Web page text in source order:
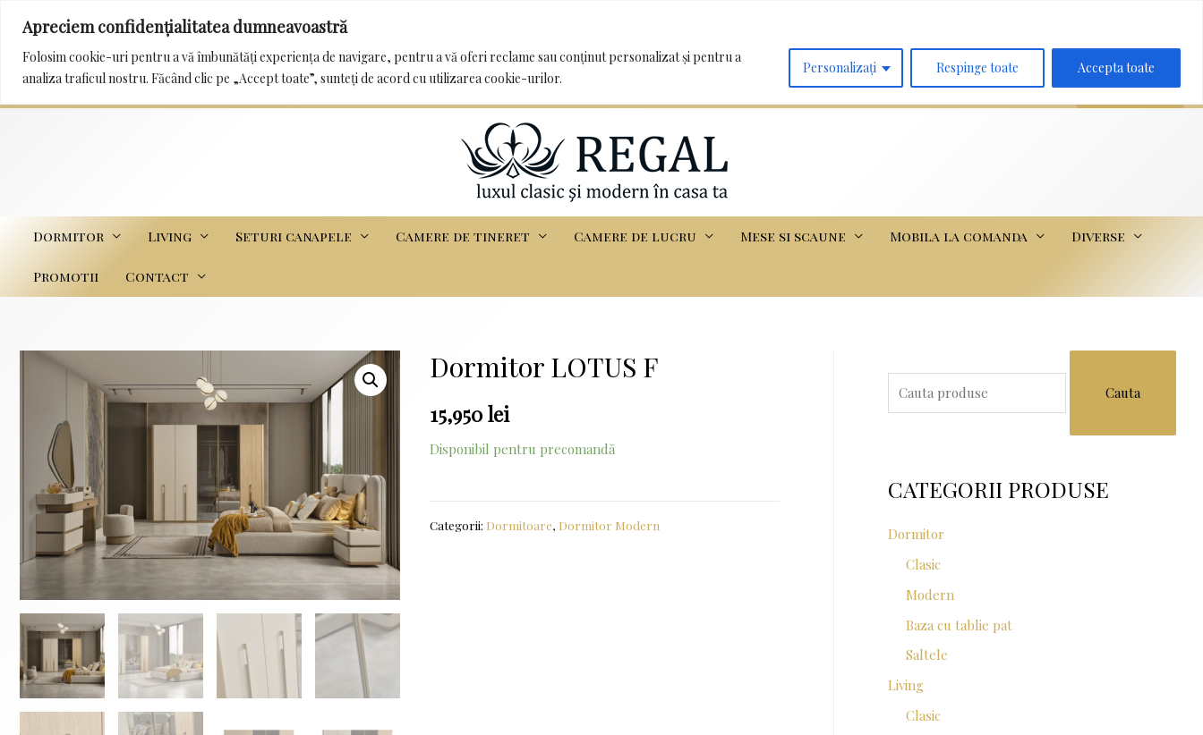
Apreciem confidențialitatea dumneavoastră
Folosim cookie-uri pentru a vă îmbunătăți experiența de navigare, pentru a vă oferi reclame sau conținut personalizat și pentru a
analiza traficul nostru. Făcând clic pe „Accept toate”, sunteți de acord cu utilizarea cookie-urilor.
Personalizați Respinge toate Accepta toate
0232 222 233 / 0745 989 114 mobila_trans@yahoo.com | Clădirea Basarabia - Iasi
Dormitor Living Seturi canapele Camere de tineret Camere de lucru Mese si scaune Mobila la comanda Diverse
Promotii Contact
Dormitor LOTUS F
15,950lei
Disponibil pentru precomandă
Categorii: Dormitoare Dormitor Modern
a
h
CATEGORII PRODUSE
Dormitor
Clasic
Modern
Baza cu tablie pat
Saltele
Living
Clasic